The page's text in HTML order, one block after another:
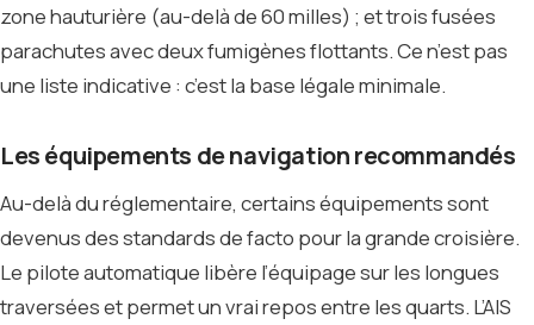
zone hauturière (au-delà de 60 milles) ; et trois fusées
parachutes avec deux fumigènes flottants. Ce n’est pas
une liste indicative : c’est la base légale minimale.
Les équipements de navigation recommandés
Au-delà du réglementaire, certains équipements sont
devenus des standards de facto pour la grande croisière.
Le pilote automatique libère l’équipage sur les longues
traversées et permet un vrai repos entre les quarts. L’AIS